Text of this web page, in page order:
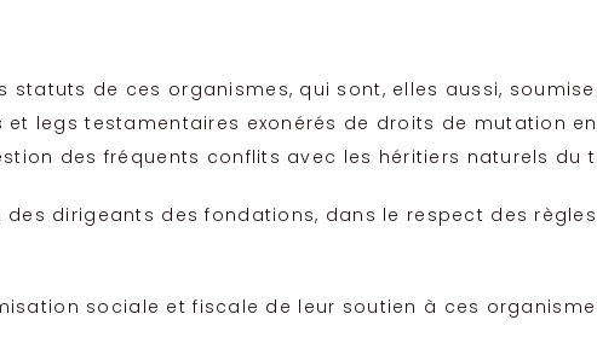
de ces organismes, qui sont, elles aussi,
legs testamentaires exonérés de droits de mutation
des fréquents conflits avec les héritiers naturels du
dirigeants des fondations, dans le respect des
sociale et fiscale de leur soutien à ces